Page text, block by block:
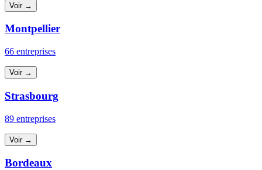
Voir →
Montpellier
66 entreprises
Voir →
Strasbourg
89 entreprises
Voir →
Bordeaux